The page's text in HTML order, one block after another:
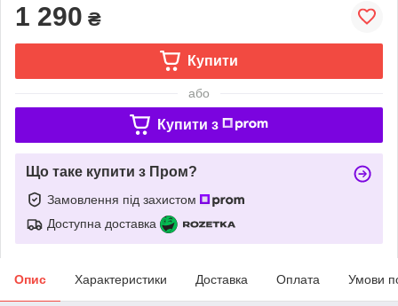
1 290 ₴
Купити
або
Купити з
Що таке купити з Пром?
Замовлення під захистом
Доступна доставка
Опис Характеристики Доставка Оплата Умови